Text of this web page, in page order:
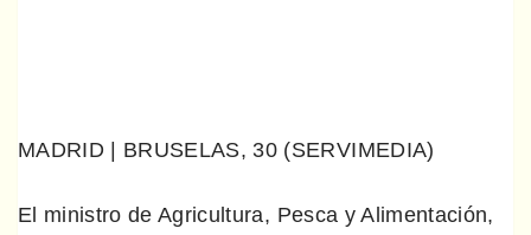
MADRID | BRUSELAS, 30 (SERVIMEDIA)
El ministro de Agricultura, Pesca y Alimentación,